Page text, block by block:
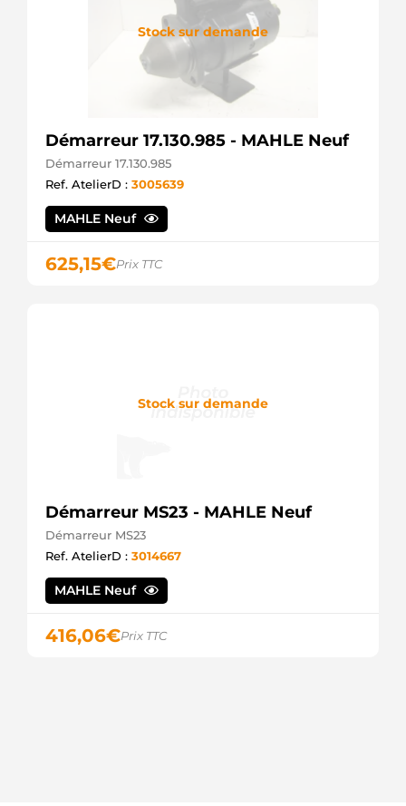
Stock sur demande
Démarreur 17.130.985 - MAHLE Neuf
Démarreur 17.130.985
Ref. AtelierD : 3005639
MAHLE Neuf
625,15€Prix TTC
Stock sur demande
Démarreur MS23 - MAHLE Neuf
Démarreur MS23
Ref. AtelierD : 3014667
MAHLE Neuf
416,06€Prix TTC